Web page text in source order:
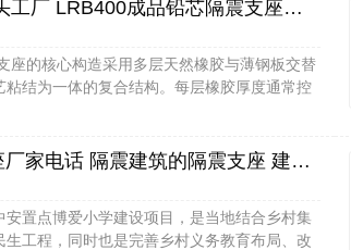
隔震支座LNR1300-II源头工厂 LRB400成品铅芯隔震支座源头工厂 高层橡胶隔震支座生产厂家
座的核心构造采用多层天然橡胶与薄钢板交替
结为一体的复合结构。每层橡胶厚度通常控
HDR400高阻尼橡胶支座厂家电话 隔震建筑的隔震支座 建筑铅芯橡胶隔震支座装置生产厂家
置点博爱小学建设项目，是当地结合乡村集
工程，同时也是完善乡村义务教育布局、改